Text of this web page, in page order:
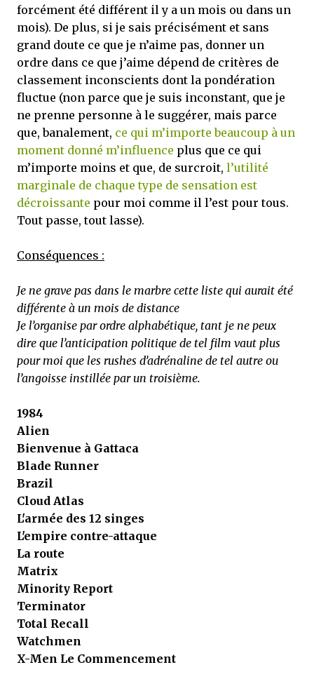
forcément été différent il y a un mois ou dans un
mois). De plus, si je sais précisément et sans
grand doute ce que je n’aime pas, donner un
ordre dans ce que j’aime dépend de critères de
classement inconscients dont la pondération
fluctue (non parce que je suis inconstant, que je
ne prenne personne à le suggérer, mais parce
que, banalement, ce qui m’importe beaucoup à un
moment donné m’influence plus que ce qui
m’importe moins et que, de surcroit, l’utilité
marginale de chaque type de sensation est
décroissante pour moi comme il l’est pour tous.
Tout passe, tout lasse).
Conséquences :
Je ne grave pas dans le marbre cette liste qui aurait été
différente à un mois de distance
Je l’organise par ordre alphabétique, tant je ne peux
dire que l’anticipation politique de tel film vaut plus
pour moi que les rushes d’adrénaline de tel autre ou
l’angoisse instillée par un troisième.
1984
Alien
Bienvenue à Gattaca
Blade Runner
Brazil
Cloud Atlas
L'armée des 12 singes
L'empire contre-attaque
La route
Matrix
Minority Report
Terminator
Total Recall
Watchmen
X-Men Le Commencement